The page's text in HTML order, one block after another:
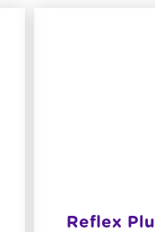
Reflex